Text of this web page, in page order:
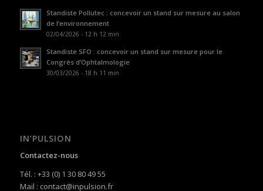
Standiste Pollutec : concevoir un stand sur mesure au salon
de l’environnement
02/04/2026 - 12 h 12 min
Standiste SFO : concevoir un stand sur mesure pour le
Congrès d’Ophtalmologie
30/03/2026 - 18 h 11 min
IN’PULSION
Contactez-nous
Tél. : +33 (0) 1 30 80 49 55
Mail : contact@inpulsion.fr